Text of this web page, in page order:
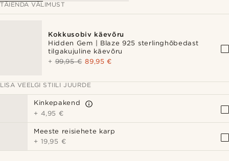
TÄIENDA VÄLIMUST
Kokkusobiv käevõru
Hidden Gem | Blaze 925 sterlinghõbedast
tilgakujuline käevõru
+99,95 € 89,95 €
LISA VEELGI STIILI JUURDE
Kinkepakend
+ 4,95 €
Meeste reisiehete karp
+ 19,95 €